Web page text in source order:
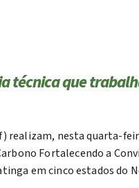
técnica que
realizam, nesta quarta-
Fortalecendo a
em cinco estados do